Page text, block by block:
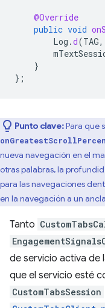
@Override
public void
Log .d(TAG,
}
};
Punto clave:Para que
nueva navegación en el
otras palabras, la
para las navegaciones
en la navegación a un
Tanto
de servicio activa de
que el servicio esté
CustomTabsSession